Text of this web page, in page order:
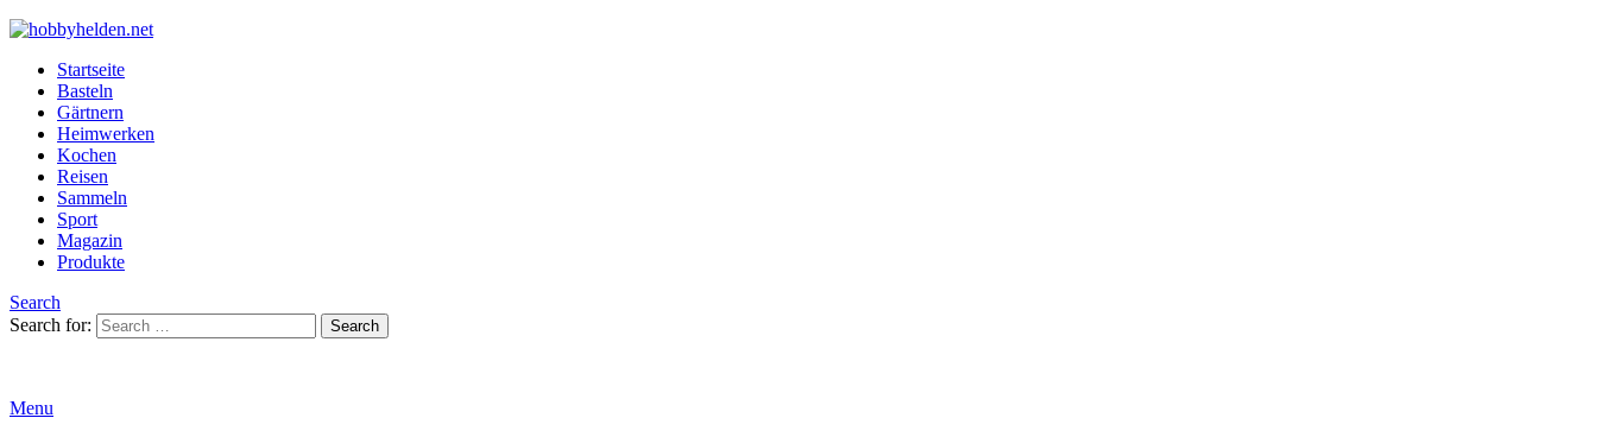
Startseite
Basteln
Gärtnern
Heimwerken
Kochen
Reisen
Sammeln
Sport
Magazin
Produkte
Search
Search for:
Search
Menu